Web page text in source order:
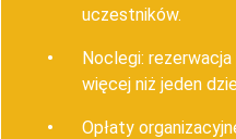
uczestników.
Noclegi: rezerwacja
więcej niż jeden
Opłaty